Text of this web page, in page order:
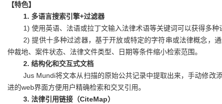
【特色】
1. 多语言搜索引擎+过滤器
1) 使用英语、法语或拉丁文输入法律术语等关键词可以获得多
2) 提供十多种过滤器，基于开放或特定的字符串或法律概念，
仲裁地、案件状态、法律文件类型、日期等条件缩小检索范围。
2. 结构化和交互式文档
Jus Mundi将文本从扫描的原始公共记录中提取出来，手动修改
进的web界面方便用户精确检索和交叉引用。
3. 法律引用链接（CiteMap）